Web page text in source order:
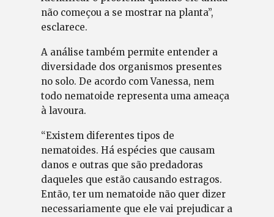
não começou a se mostrar na planta”,
esclarece.
A análise também permite entender a
diversidade dos organismos presentes
no solo. De acordo com Vanessa, nem
todo nematoide representa uma ameaça
à lavoura.
“Existem diferentes tipos de
nematoides. Há espécies que causam
danos e outras que são predadoras
daqueles que estão causando estragos.
Então, ter um nematoide não quer dizer
necessariamente que ele vai prejudicar a